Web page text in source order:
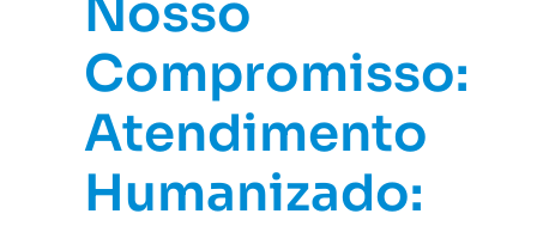
Nosso
Compromisso:
Atendimento
Humanizado: